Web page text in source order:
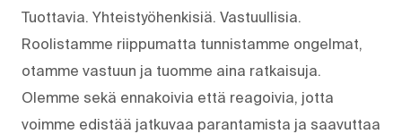
Tuottavia. Yhteistyöhenkisiä. Vastuullisia.
Roolistamme riippumatta tunnistamme ongelmat,
otamme vastuun ja tuomme aina ratkaisuja.
Olemme sekä ennakoivia että reagoivia, jotta
voimme edistää jatkuvaa parantamista ja saavuttaa